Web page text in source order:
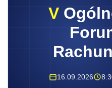
V
16.09.2026